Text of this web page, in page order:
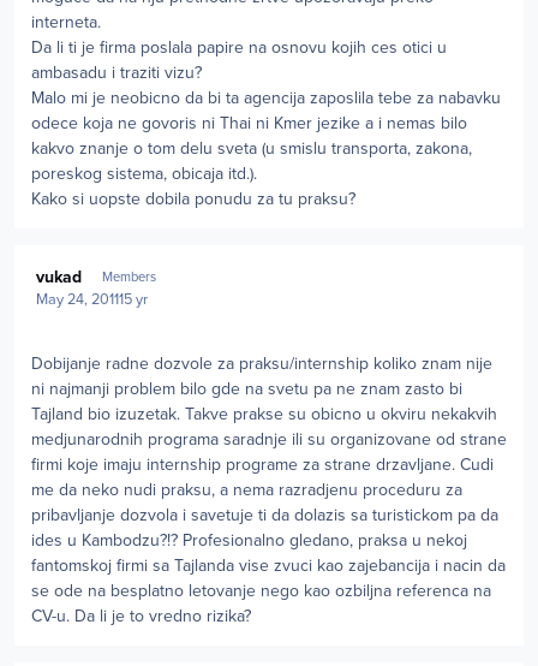
interneta.
Da li ti je firma poslala papire na osnovu kojih ces otici u
ambasadu i traziti vizu?
Malo mi je neobicno da bi ta agencija zaposlila tebe za nabavku
odece koja ne govoris ni Thai ni Kmer jezike a i nemas bilo
kakvo znanje o tom delu sveta (u smislu transporta, zakona,
poreskog sistema, obicaja itd.).
Kako si uopste dobila ponudu za tu praksu?
vukad Members
May 24, 201115 yr
Dobijanje radne dozvole za praksu/internship koliko znam nije
ni najmanji problem bilo gde na svetu pa ne znam zasto bi
Tajland bio izuzetak. Takve prakse su obicno u okviru nekakvih
medjunarodnih programa saradnje ili su organizovane od strane
firmi koje imaju internship programe za strane drzavljane. Cudi
me da neko nudi praksu, a nema razradjenu proceduru za
pribavljanje dozvola i savetuje ti da dolazis sa turistickom pa da
ides u Kambodzu?!? Profesionalno gledano, praksa u nekoj
fantomskoj firmi sa Tajlanda vise zvuci kao zajebancija i nacin da
se ode na besplatno letovanje nego kao ozbiljna referenca na
CV-u. Da li je to vredno rizika?